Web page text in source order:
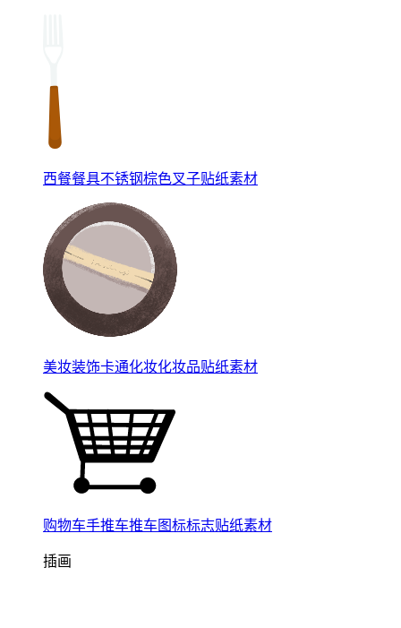
西餐餐具不锈钢棕色叉子贴纸素材
美妆装饰卡通化妆化妆品贴纸素材
购物车手推车推车图标标志贴纸素材
插画